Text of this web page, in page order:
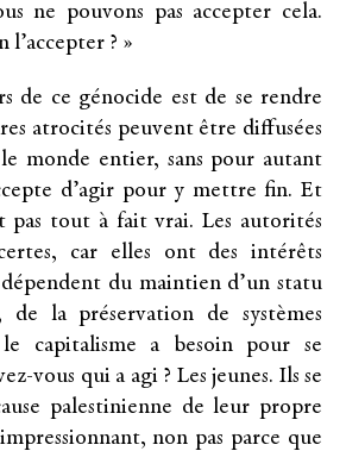
ne pouvons pas accepter cela.
? »
de ce génocide est de se rendre
atrocités peuvent être diffusées
monde entier, sans pour autant
d’agir pour y mettre fin. Et
pas tout à fait vrai. Les autorités
car elles ont des intérêts
du maintien d’un statu
de la préservation de systèmes
capitalisme a besoin pour se
vous qui a agi ? Les jeunes. Ils se
palestinienne de leur propre
non pas parce que